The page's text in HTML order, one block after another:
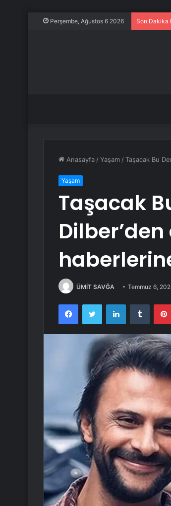
Perşembe, Ağustos 6 2026 Son Dakika
Anasayfa /Yaşam /Taşacak Bu
Yaşam
Taşacak
ÜMİT SAVĞA Temmuz 6,
FacebookTwitter LinkedInTumblr